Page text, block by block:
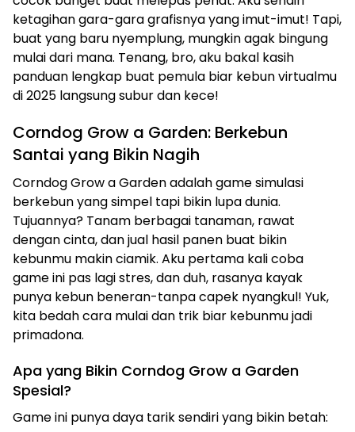
ketagihan gara-gara grafisnya yang imut-imut! Tapi,
buat yang baru nyemplung, mungkin agak bingung
mulai dari mana. Tenang, bro, aku bakal kasih
panduan lengkap buat pemula biar kebun virtualmu
di 2025 langsung subur dan kece!
Corndog Grow a Garden: Berkebun
Santai yang Bikin Nagih
Corndog Grow a Garden adalah game simulasi
berkebun yang simpel tapi bikin lupa dunia.
Tujuannya? Tanam berbagai tanaman, rawat
dengan cinta, dan jual hasil panen buat bikin
kebunmu makin ciamik. Aku pertama kali coba
game ini pas lagi stres, dan duh, rasanya kayak
punya kebun beneran-tanpa capek nyangkul! Yuk,
kita bedah cara mulai dan trik biar kebunmu jadi
primadona.
Apa yang Bikin Corndog Grow a Garden
Spesial?
Game ini punya daya tarik sendiri yang bikin betah: